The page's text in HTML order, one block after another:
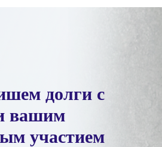
долги с
вашим
участием